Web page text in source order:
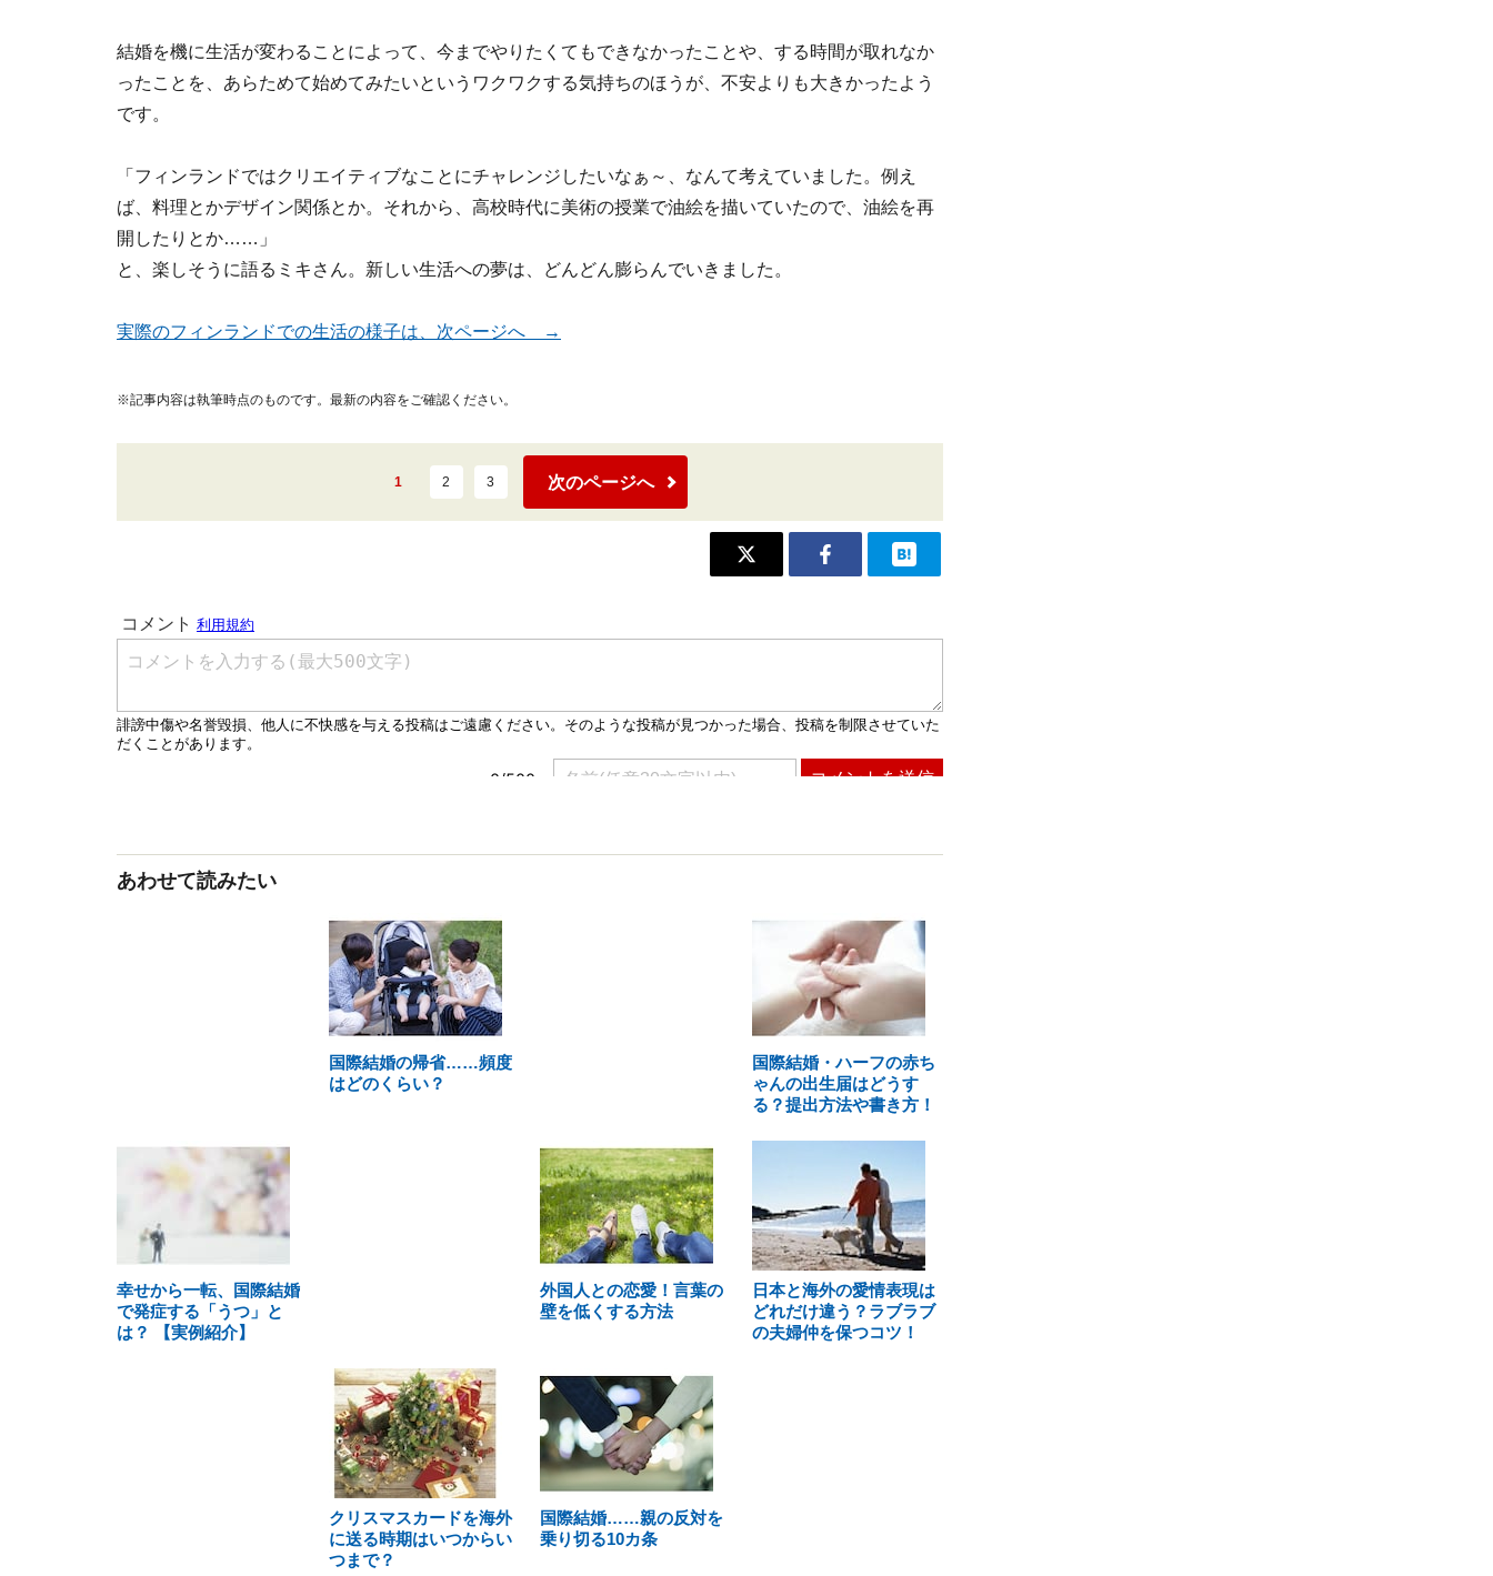
結婚を機に生活が変わることによって、今までやりたくてもできなかったことや、する時間が取れなか
ったことを、あらためて始めてみたいというワクワクする気持ちのほうが、不安よりも大きかったよう
です。
「フィンランドではクリエイティブなことにチャレンジしたいなぁ～、なんて考えていました。例え
ば、料理とかデザイン関係とか。それから、高校時代に美術の授業で油絵を描いていたので、油絵を再
開したりとか……」
と、楽しそうに語るミキさん。新しい生活への夢は、どんどん膨らんでいきました。
実際のフィンランドでの生活の様子は、次ページへ →
※記事内容は執筆時点のものです。最新の内容をご確認ください。
1 2 3 次のページへ
あわせて読みたい
国際結婚の帰省……頻度
はどのくらい？
国際結婚・ハーフの赤ち
ゃんの出生届はどうす
る？提出方法や書き方！
幸せから一転、国際結婚
で発症する「うつ」と
は？ 【実例紹介】
外国人との恋愛！言葉の
壁を低くする方法
日本と海外の愛情表現は
どれだけ違う？ラブラブ
の夫婦仲を保つコツ！
クリスマスカードを海外
に送る時期はいつからい
つまで？
国際結婚……親の反対を
乗り切る10カ条